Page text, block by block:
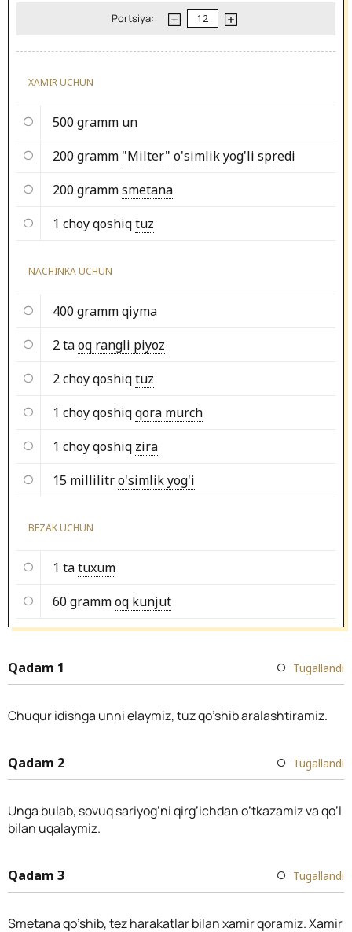
Portsiya:
XAMIR UCHUN
500 gramm un
200 gramm "Milter" o'simlik yog'li spredi
200 grammsmetana
1 choy qoshiqtuz
NACHINKA UCHUN
400 grammqiyma
2 taoq rangli piyoz
2 choy qoshiqtuz
1 choy qoshiqqora murch
1 choy qoshiq zira
15 millilitro'simlik yog'i
BEZAK UCHUN
1 tatuxum
60 grammoq kunjut
Qadam 1 Tugallandi
Chuqur idishga unni elaymiz, tuz qo’shib aralashtiramiz.
Qadam 2 Tugallandi
Unga bulab, sovuq sariyog’ni qirg’ichdan o’tkazamiz va qo’l
bilan uqalaymiz.
Qadam 3 Tugallandi
Smetana qo’shib, tez harakatlar bilan xamir qoramiz. Xamir